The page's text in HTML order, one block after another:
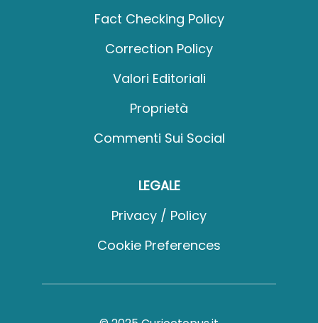
Fact Checking Policy
Correction Policy
Valori Editoriali
Proprietà
Commenti Sui Social
LEGALE
Privacy / Policy
Cookie Preferences